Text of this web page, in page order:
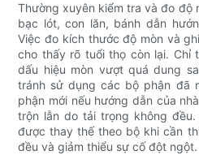
Thường xuyên kiểm tra và đo độ
bạc lót, con lăn, bánh dẫn
Việc đo kích thước độ mòn và
cho thấy rõ tuổi thọ còn lại. Chỉ
dấu hiệu mòn vượt quá dung
tránh sử dụng các bộ phận đã
phận mới nếu hướng dẫn của
trộn lẫn do tải trọng không
được thay thế theo bộ khi cần
đều và giảm thiểu sự cố đột ngột.